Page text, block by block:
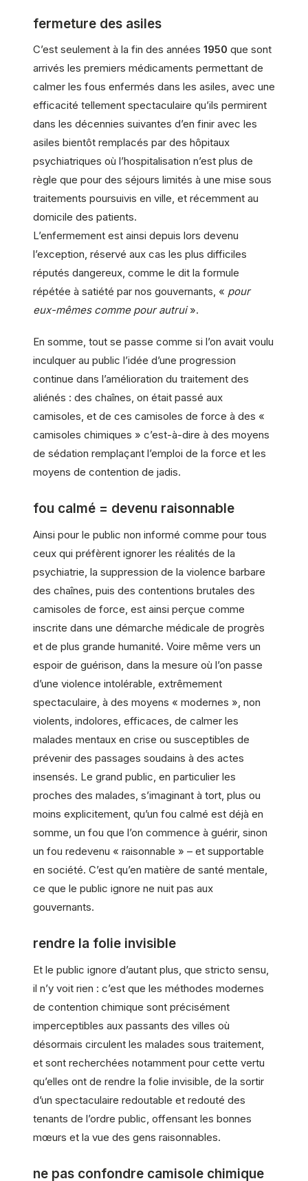
fermeture des asiles
C’est seulement à la fin des années 1950 que sont
arrivés les premiers médicaments permettant de
calmer les fous enfermés dans les asiles, avec une
efficacité tellement spectaculaire qu’ils permirent
dans les décennies suivantes d’en finir avec les
asiles bientôt remplacés par des hôpitaux
psychiatriques où l’hospitalisation n’est plus de
règle que pour des séjours limités à une mise sous
traitements poursuivis en ville, et récemment au
domicile des patients.
L’enfermement est ainsi depuis lors devenu
l’exception, réservé aux cas les plus difficiles
réputés dangereux, comme le dit la formule
répétée à satiété par nos gouvernants, « pour
eux-mêmes comme pour autrui».
En somme, tout se passe comme si l’on avait voulu
inculquer au public l’idée d’une progression
continue dans l’amélioration du traitement des
aliénés : des chaînes, on était passé aux
camisoles, et de ces camisoles de force à des «
camisoles chimiques » c’est-à-dire à des moyens
de sédation remplaçant l’emploi de la force et les
moyens de contention de jadis.
fou calmé = devenu raisonnable
Ainsi pour le public non informé comme pour tous
ceux qui préfèrent ignorer les réalités de la
psychiatrie, la suppression de la violence barbare
des chaînes, puis des contentions brutales des
camisoles de force, est ainsi perçue comme
inscrite dans une démarche médicale de progrès
et de plus grande humanité. Voire même vers un
espoir de guérison, dans la mesure où l’on passe
d’une violence intolérable, extrêmement
spectaculaire, à des moyens « modernes », non
violents, indolores, efficaces, de calmer les
malades mentaux en crise ou susceptibles de
prévenir des passages soudains à des actes
insensés. Le grand public, en particulier les
proches des malades, s’imaginant à tort, plus ou
moins explicitement, qu’un fou calmé est déjà en
somme, un fou que l’on commence à guérir, sinon
un fou redevenu « raisonnable » – et supportable
en société. C’est qu’en matière de santé mentale,
ce que le public ignore ne nuit pas aux
gouvernants.
rendre la folie invisible
Et le public ignore d’autant plus, que stricto sensu,
il n’y voit rien : c’est que les méthodes modernes
de contention chimique sont précisément
imperceptibles aux passants des villes où
désormais circulent les malades sous traitement,
et sont recherchées notamment pour cette vertu
qu’elles ont de rendre la folie invisible, de la sortir
d’un spectaculaire redoutable et redouté des
tenants de l’ordre public, offensant les bonnes
mœurs et la vue des gens raisonnables.
ne pas confondre camisole chimique